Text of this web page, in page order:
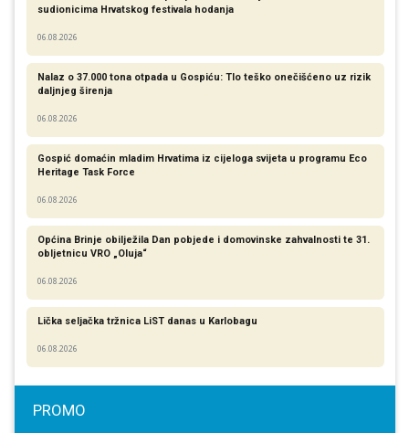
sudionicima Hrvatskog festivala hodanja
06.08.2026
Nalaz o 37.000 tona otpada u Gospiću: Tlo teško onečišćeno uz rizik
daljnjeg širenja
06.08.2026
Gospić domaćin mladim Hrvatima iz cijeloga svijeta u programu Eco
Heritage Task Force
06.08.2026
Općina Brinje obilježila Dan pobjede i domovinske zahvalnosti te 31.
obljetnicu VRO „Oluja“
06.08.2026
Lička seljačka tržnica LiST danas u Karlobagu
06.08.2026
PROMO